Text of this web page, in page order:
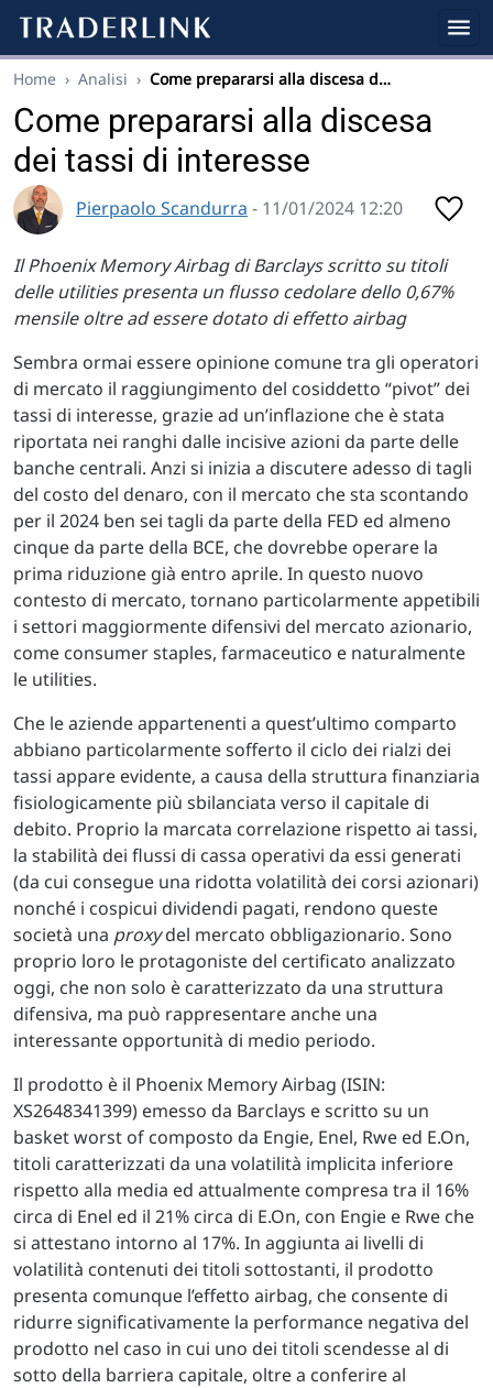
Home › Analisi › Come prepararsi alla discesa d…
Come prepararsi alla discesa
dei tassi di interesse
Pierpaolo Scandurra - 11/01/2024 12:20
Il Phoenix Memory Airbag di Barclays scritto su titoli
delle utilities presenta un flusso cedolare dello 0,67%
mensile oltre ad essere dotato di effetto airbag
Sembra ormai essere opinione comune tra gli operatori
di mercato il raggiungimento del cosiddetto “pivot” dei
tassi di interesse, grazie ad un’inflazione che è stata
riportata nei ranghi dalle incisive azioni da parte delle
banche centrali. Anzi si inizia a discutere adesso di tagli
del costo del denaro, con il mercato che sta scontando
per il 2024 ben sei tagli da parte della FED ed almeno
cinque da parte della BCE, che dovrebbe operare la
prima riduzione già entro aprile. In questo nuovo
contesto di mercato, tornano particolarmente appetibili
i settori maggiormente difensivi del mercato azionario,
come consumer staples, farmaceutico e naturalmente
le utilities.
Che le aziende appartenenti a quest’ultimo comparto
abbiano particolarmente sofferto il ciclo dei rialzi dei
tassi appare evidente, a causa della struttura finanziaria
fisiologicamente più sbilanciata verso il capitale di
debito. Proprio la marcata correlazione rispetto ai tassi,
la stabilità dei flussi di cassa operativi da essi generati
(da cui consegue una ridotta volatilità dei corsi azionari)
nonché i cospicui dividendi pagati, rendono queste
società una proxydel mercato obbligazionario. Sono
proprio loro le protagoniste del certificato analizzato
oggi, che non solo è caratterizzato da una struttura
difensiva, ma può rappresentare anche una
interessante opportunità di medio periodo.
Il prodotto è il Phoenix Memory Airbag (ISIN:
XS2648341399) emesso da Barclays e scritto su un
basket worst of composto da Engie, Enel, Rwe ed E.On,
titoli caratterizzati da una volatilità implicita inferiore
rispetto alla media ed attualmente compresa tra il 16%
circa di Enel ed il 21% circa di E.On, con Engie e Rwe che
si attestano intorno al 17%. In aggiunta ai livelli di
volatilità contenuti dei titoli sottostanti, il prodotto
presenta comunque l’effetto airbag, che consente di
ridurre significativamente la performance negativa del
prodotto nel caso in cui uno dei titoli scendesse al di
sotto della barriera capitale, oltre a conferire al